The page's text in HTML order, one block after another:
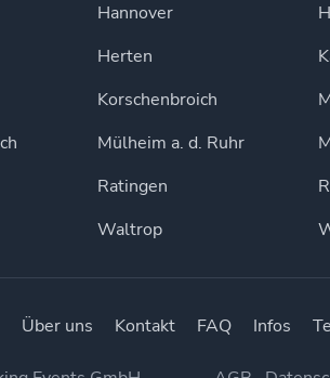
Hannover
Herten
Korschenbroich
Mülheim a. d. Ruhr
Ratingen
Waltrop
Über uns Kontakt FAQ Infos